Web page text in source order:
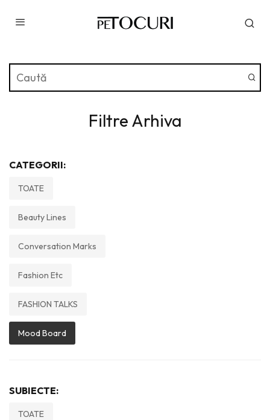
Filtre Arhiva
CATEGORII:
TOATE
Beauty Lines
Conversation Marks
Fashion Etc
FASHION TALKS
Mood Board
SUBIECTE:
TOATE